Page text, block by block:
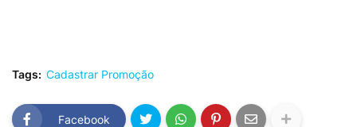
Tags: Cadastrar Promoção
Facebook